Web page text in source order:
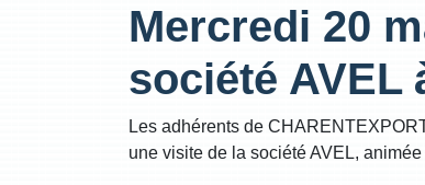
Mercredi 20
société AVEL
Les adhérents de
une visite de la société AVEL,